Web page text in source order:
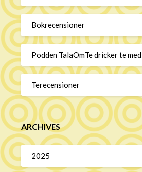
Bokrecensioner
Podden TalaOmTe dricker te med
Terecensioner
ARCHIVES
2025